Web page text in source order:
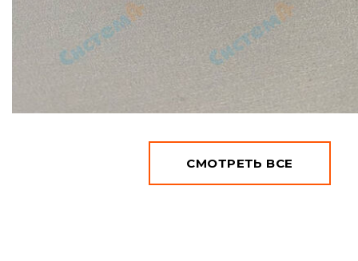
СМОТРЕТЬ ВСЕ